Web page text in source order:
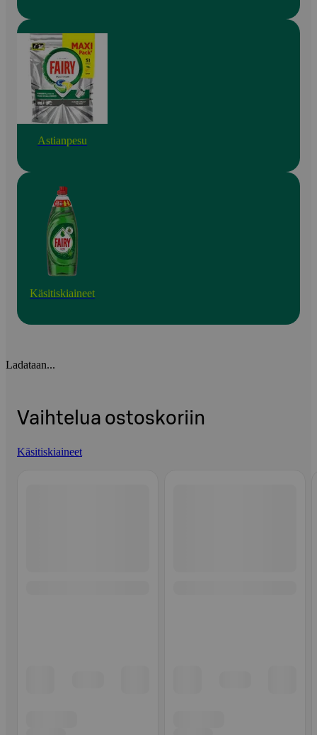
Astianpesu
Käsitiskiaineet
Ladataan...
Vaihtelua ostoskoriin
Käsitiskiaineet